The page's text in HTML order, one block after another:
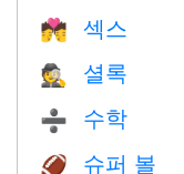
💏 섹스
🕵️ 셜록
➗ 수학
🏈 슈퍼 볼